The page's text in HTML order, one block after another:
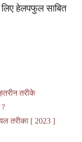
हेलपफुल साबित
तरीके
तरीका [ 2023 ]